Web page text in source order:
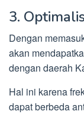
3.
Dengan
akan
dengan daerah
Hal ini karena
dapat berbeda